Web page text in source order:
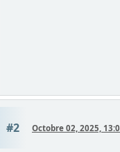
#2 Octobre 02, 2025,